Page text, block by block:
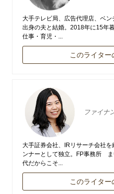
大手テレビ局、広告代理店、ベ
出身の夫と結婚。2018年に15年
仕事・育児・...
このライター
ファイナ
大手証券会社、IRリサーチ会社
ンナーとして独立。FP事務所
代だからこそ...
このライター